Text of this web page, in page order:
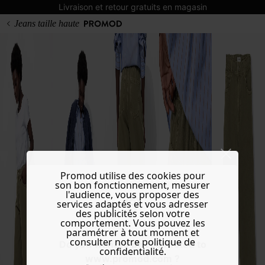
Livraison et retour gratuits en magasin
Do you want to be redirected to
www.promod.com ?
Jeans taille haute
Promod utilise des cookies pour
son bon fonctionnement, mesurer
l'audience, vous proposer des
services adaptés et vous adresser
des publicités selon votre
comportement. Vous pouvez les
paramétrer à tout moment et
consulter notre politique de
confidentialité.